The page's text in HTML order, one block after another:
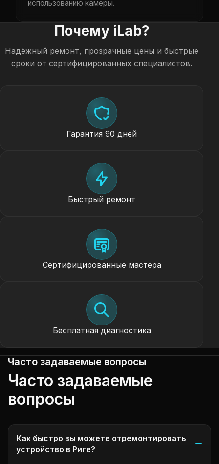
использованию камеры.
Почему iLab?
Надёжный ремонт, прозрачные цены и быстрые
сроки от сертифицированных специалистов.
Гарантия 90 дней
Быстрый ремонт
Сертифицированные мастера
Бесплатная диагностика
Часто задаваемые вопросы
Часто задаваемые
вопросы
Как быстро вы можете отремонтировать
устройство в Риге?